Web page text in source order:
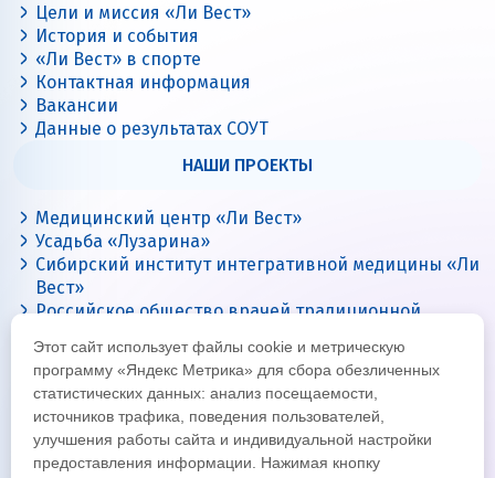
Цели и миссия «Ли Вест»
История и события
«Ли Вест» в спорте
Контактная информация
Вакансии
Данные о результатах СОУТ
НАШИ ПРОЕКТЫ
Медицинский центр «Ли Вест»
Усадьба «Лузарина»
Сибирский институт интегративной медицины «Ли
Вест»
Российское общество врачей традиционной
Цигун с Ли Вест
Этот сайт использует файлы cookie и метрическую
программу «Яндекс Метрика» для сбора обезличенных
статистических данных: анализ посещаемости,
источников трафика, поведения пользователей,
улучшения работы сайта и индивидуальной настройки
предоставления информации. Нажимая кнопку